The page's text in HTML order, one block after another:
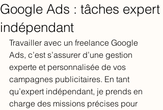
Google Ads : tâches expert
indépendant
Travailler avec un freelance Google
Ads, c’est s’assurer d’une gestion
experte et personnalisée de vos
campagnes publicitaires. En tant
qu’expert indépendant, je prends en
charge des missions précises pour